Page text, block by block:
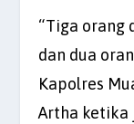
“Tiga orang
dan dua
Kapolres
Artha ketika